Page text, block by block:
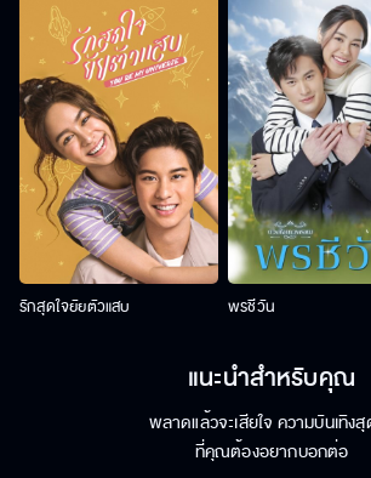
รักสุดใจยัยตัวแสบ พรชีวัน
แนะนำสำหรับคุณ
พลาดแล้วจะเสียใจ ความบันเทิง
ที่คุณต้องอยากบอกต่อ